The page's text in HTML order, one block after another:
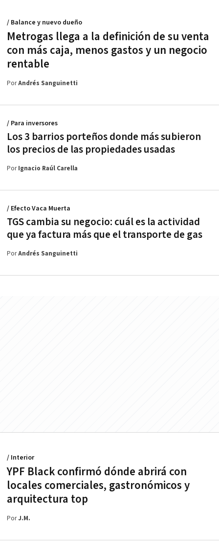
Metrogas llega a la definición de su venta
con más caja, menos gastos y un negocio
rentable
/ Balance y nuevo dueño
PorAndrés Sanguinetti
Los 3 barrios porteños donde más subieron
los precios de las propiedades usadas
/ Para inversores
PorIgnacio Raúl Carella
TGS cambia su negocio: cuál es la actividad
que ya factura más que el transporte de gas
/ Efecto Vaca Muerta
PorAndrés Sanguinetti
YPF Black confirmó dónde abrirá con
locales comerciales, gastronómicos y
arquitectura top
/ Interior
PorJ.M.